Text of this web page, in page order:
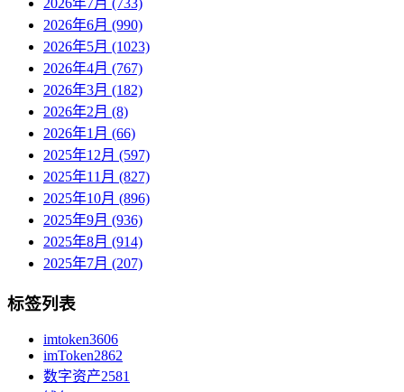
2026年7月 (733)
2026年6月 (990)
2026年5月 (1023)
2026年4月 (767)
2026年3月 (182)
2026年2月 (8)
2026年1月 (66)
2025年12月 (597)
2025年11月 (827)
2025年10月 (896)
2025年9月 (936)
2025年8月 (914)
2025年7月 (207)
标签列表
imtoken3606
imToken2862
数字资产2581